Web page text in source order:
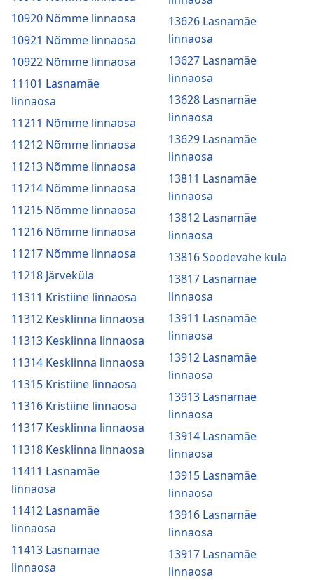
10920 Nõmme linnaosa
10921 Nõmme linnaosa
10922 Nõmme linnaosa
11101 Lasnamäe
linnaosa
11211 Nõmme linnaosa
11212 Nõmme linnaosa
11213 Nõmme linnaosa
11214 Nõmme linnaosa
11215 Nõmme linnaosa
11216 Nõmme linnaosa
11217 Nõmme linnaosa
11218 Järveküla
11311 Kristiine linnaosa
11312 Kesklinna linnaosa
11313 Kesklinna linnaosa
11314 Kesklinna linnaosa
11315 Kristiine linnaosa
11316 Kristiine linnaosa
11317 Kesklinna linnaosa
11318 Kesklinna linnaosa
11411 Lasnamäe
linnaosa
11412 Lasnamäe
linnaosa
11413 Lasnamäe
linnaosa
13626 Lasnamäe
linnaosa
13627 Lasnamäe
linnaosa
13628 Lasnamäe
linnaosa
13629 Lasnamäe
linnaosa
13811 Lasnamäe
linnaosa
13812 Lasnamäe
linnaosa
13816 Soodevahe küla
13817 Lasnamäe
linnaosa
13911 Lasnamäe
linnaosa
13912 Lasnamäe
linnaosa
13913 Lasnamäe
linnaosa
13914 Lasnamäe
linnaosa
13915 Lasnamäe
linnaosa
13916 Lasnamäe
linnaosa
13917 Lasnamäe
linnaosa